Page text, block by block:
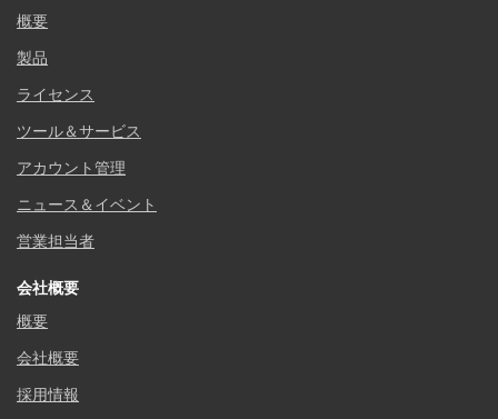
概要
製品
ライセンス
ツール＆サービス
アカウント管理
ニュース＆イベント
営業担当者
会社概要
概要
会社概要
採用情報